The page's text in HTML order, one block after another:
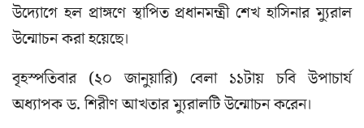
উদ্যোগে হল প্রাঙ্গণে স্থাপিত প্রধানমন্ত্রী শেখ হাসিনার ম্যুরাল
উন্মোচন করা হয়েছে।
বৃহস্পতিবার (২০ জানুয়ারি) বেলা ১১টায় চবি উপাচার্য
অধ্যাপক ড. শিরীণ আখতার ম্যুরালটি উন্মোচন করেন।